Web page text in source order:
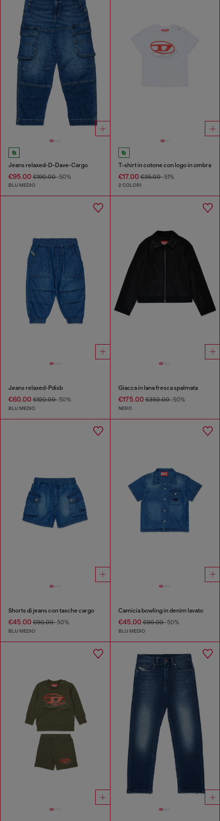
Jeans relaxed-D-Dave-Cargo
€95.00 €190.00-50%
BLU MEDIO
T-shirt in cotone con logo in ombra
€17.00€35.00-51%
2 COLORI
Jeans relaxed-Pdisb
€60.00 €120.00-50%
BLU MEDIO
Giacca in lana fresca spalmata
€175.00€350.00-50%
NERO
Shorts di jeans con tasche cargo
€45.00 €90.00-50%
BLU MEDIO
Camicia bowling in denim lavato
€45.00€90.00-50%
BLU MEDIO